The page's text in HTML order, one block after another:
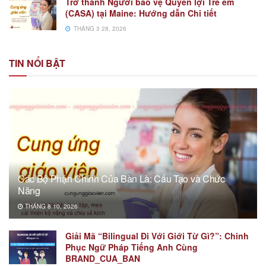
(CASA) tại Maine: Hướng dẫn Chi tiết
THÁNG 3 28, 2026
TIN NỔI BẬT
Các Bộ Phận Chính Của Bàn Là: Cấu Tạo và Chức
Năng
THÁNG 8 10, 2026
Giải Mã “Bilingual Đi Với Giới Từ Gì?”: Chinh
Phục Ngữ Pháp Tiếng Anh Cùng
BRAND_CUA_BAN